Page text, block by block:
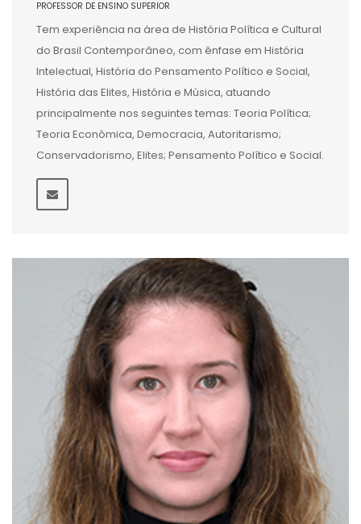
PROFESSOR DE ENSINO SUPERIOR
Tem experiência na área de História Política e Cultural
do Brasil Contemporâneo, com ênfase em História
Intelectual, História do Pensamento Político e Social,
História das Elites, História e Música, atuando
principalmente nos seguintes temas: Teoria Política;
Teoria Econômica, Democracia, Autoritarismo;
Conservadorismo, Elites; Pensamento Político e Social.